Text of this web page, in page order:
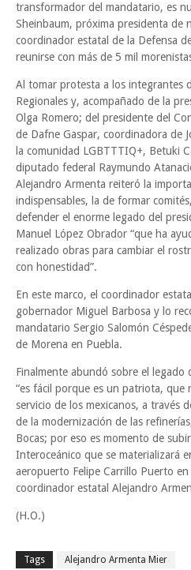
transformador del mandatario, es
Sheinbaum, próxima presidenta de
coordinador estatal de la Defensa
reunirse con más de 5 mil
Al tomar protesta a los integrantes
Regionales y, acompañado de la
Olga Romero; del presidente del
de Dafne Gaspar, coordinadora de
la comunidad LGBTTTIQ+, Betuki
diputado federal Raymundo
Alejandro Armenta reiteró la
indispensables, la de formar
defender el enorme legado del
Manuel López Obrador “que ha
realizado obras para cambiar el
con honestidad”.
En este marco, el coordinador
gobernador Miguel Barbosa y lo
mandatario Sergio Salomón
de Morena en Puebla.
Finalmente abundó sobre el
“es fácil porque es un patriota, que
servicio de los mexicanos, a través
de la modernización de las
Bocas; por eso es momento de
Interoceánico que se materializará
aeropuerto Felipe Carrillo Puerto
coordinador estatal Alejandro
(H.O.)
Tags Alejandro Armenta Mier